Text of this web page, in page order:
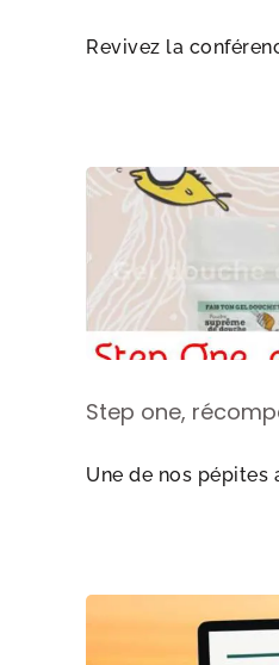
Revivez la
Step one,
Une de nos pépites